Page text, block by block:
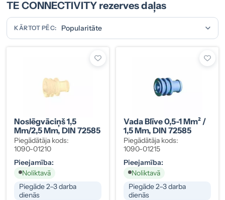
TE CONNECTIVITY rezerves daļas
KĀRTOT PĒC:
Noslēgvāciņš 1,5
Mm/2,5 Mm, DIN 72585
Piegādātāja kods:
1090-01210
Pieejamība:
Noliktavā
Piegāde 2–3 darba
dienās
Vada Blīve 0,5-1 Mm² /
1,5 Mm, DIN 72585
Piegādātāja kods:
1090-01215
Pieejamība:
Noliktavā
Piegāde 2–3 darba
dienās